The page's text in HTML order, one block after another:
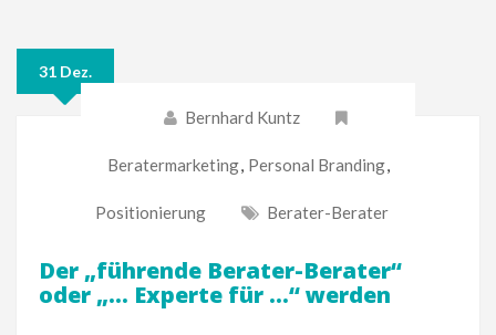
31 Dez.
Bernhard Kuntz
Beratermarketing, Personal Branding,
Positionierung Berater-Berater
Der „führende Berater-Berater“
oder „… Experte für …“ werden